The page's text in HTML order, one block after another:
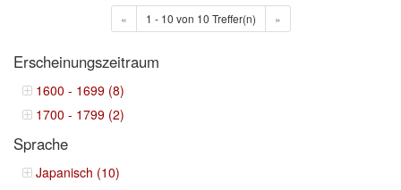
« 1 - 10 von 10 Treffer(n) »
Erscheinungszeitraum
1600 - 1699 (8)
1700 - 1799 (2)
Sprache
Japanisch (10)